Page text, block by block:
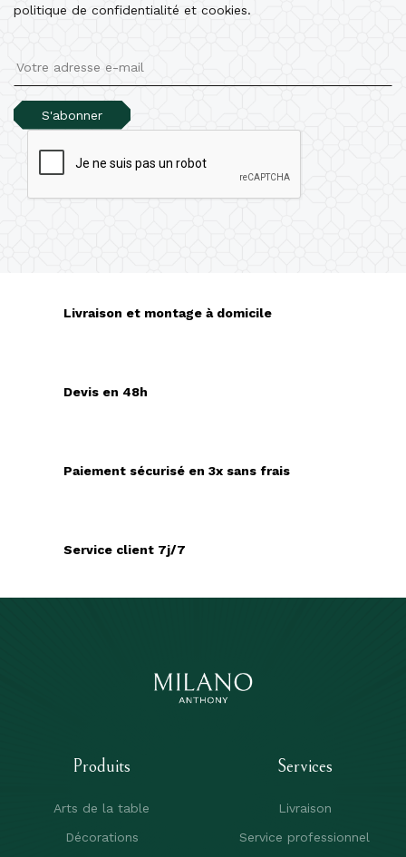
politique de confidentialité et cookies.
S'abonner
Livraison et montage à domicile
Devis en 48h
Paiement sécurisé en 3x sans frais
Service client 7j/7
Produits
Arts de la table
Décorations
Services
Livraison
Service professionnel